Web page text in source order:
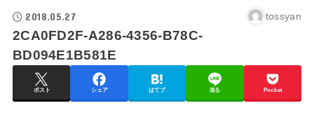
2018.05.27 tossyan
2CA0FD2F-A286-4356-B78C-
BD094E1B581E
ポスト シェア はてブ 送る Pocket